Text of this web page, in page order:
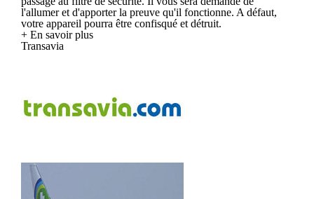
l'allumer et d'apporter la preuve qu'il fonctionne. A défaut,
votre appareil pourra être confisqué et détruit.
+ En savoir plus
Transavia